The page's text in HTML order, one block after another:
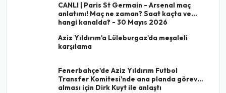
CANLI | Paris St Germain - Arsenal maç
anlatımı! Maç ne zaman? Saat kaçta ve
hangi kanalda? - 30 Mayıs 2026
Aziz Yıldırım'a Lüleburgaz'da meşaleli
karşılama
Fenerbahçe'de Aziz Yıldırım Futbol
Transfer Komitesi'nde ana planda görev
alması için Dirk Kuyt ile anlaştı